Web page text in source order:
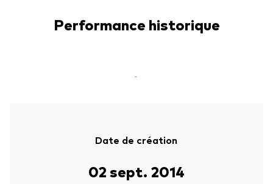
Performance historique
-
Date de création
02 sept. 2014